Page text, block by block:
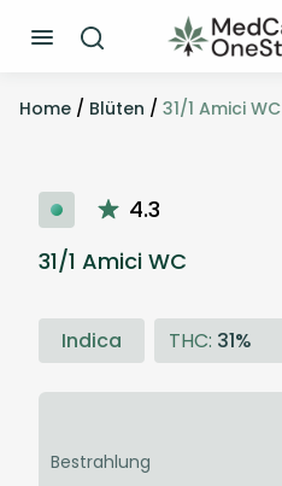
Home / Blüten / 31/1 Amici WC
4.3
31/1 Amici WC
Indica THC: 31%
Bestrahlung